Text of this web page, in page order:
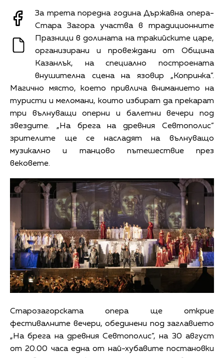
За трета поредна година Държавна опера-
Стара Загора участва в традиционните
Празници в долината на тракийските царе,
организирани и провеждани от Община
Казанлък, на специално построената
внушителна сцена на язовир „Копринка”.
Магично място, което привлича вниманието на
туристи и меломани, които избират да прекарат
три вълнуващи оперни и балетни вечери под
звездите. „На брега на древния Севтополис”
зрителите ще се насладят на вълнуващо
музикално и танцово пътешествие през
вековете.
Старозагорската опера ще открие
фестивалните вечери, обединени под заглавието
„На брега на древния Севтополис”, на 30 август
от 20.00 часа една от най-хубавите постановки